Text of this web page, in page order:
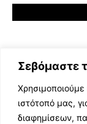
Σεβόμαστε
ιστότοπό μας,
διαφημίσεων,